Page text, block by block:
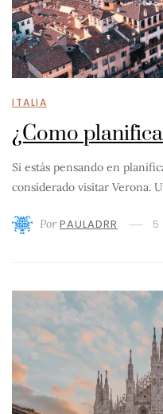
ITALIA
¿Como
Si estás pensando en
considerado visitar Verona.
Por PAULADRR 5